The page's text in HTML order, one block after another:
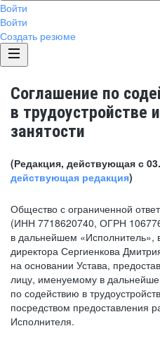
Войти
Войти
Создать резюме
Соглашение по
в трудоустройстве
занятости
(Редакция, действующая с
действующая редакция)
Общество с ограниченной
(ИНН 7718620740, ОГРН
в дальнейшем «Исполнитель»,
директора Сергиенкова
на основании Устава,
лицу, именуемому в
по содействию в
посредством предоставления
Исполнителя.